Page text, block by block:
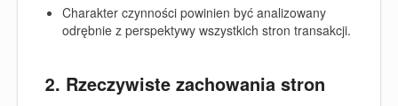
Charakter czynności powinien być analizowany
odrębnie z perspektywy wszystkich stron transakcji.
2. Rzeczywiste zachowania stron